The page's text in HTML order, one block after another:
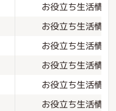
お役立ち生活情報
お役立ち生活情報
お役立ち生活情報
お役立ち生活情報
お役立ち生活情報
お役立ち生活情報